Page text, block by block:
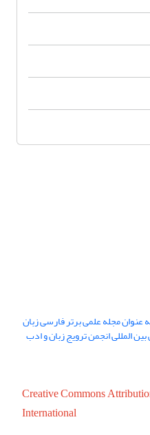
عنوان مجله علمی برتر فارسی زبان
بین المللی انجمن ترویج زبان و ادب
Creative Commons
International